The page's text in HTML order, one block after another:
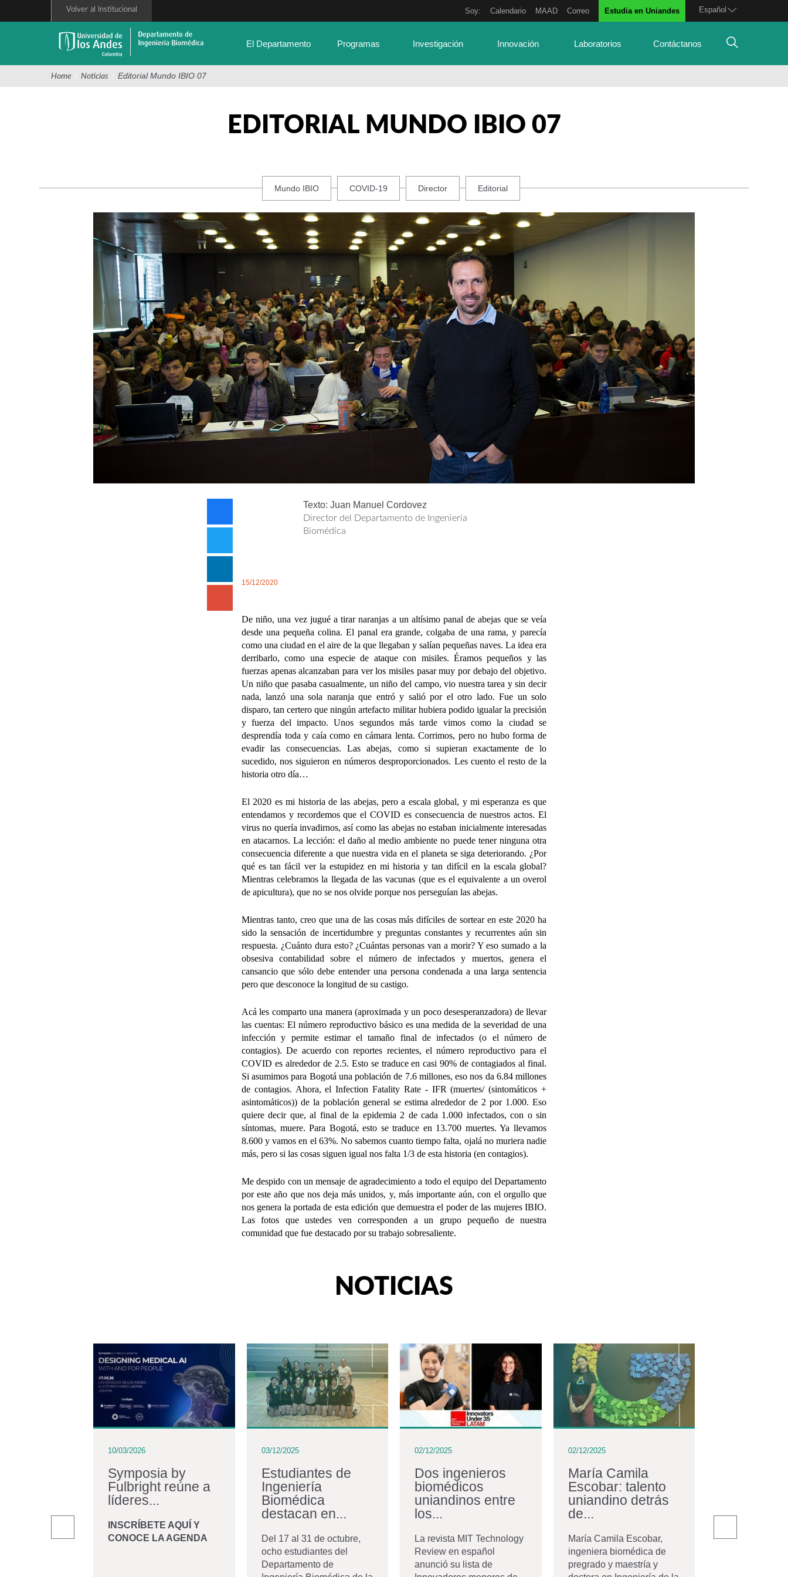
Español
Soy: Calendario MAAD Correo Estudia en Uniandes
Volver al Institucional
El Departamento Programas Investigación Innovación Laboratorios Contáctanos
Home / Noticias / Editorial Mundo IBIO 07
EDITORIAL MUNDO IBIO 07
Mundo IBIO COVID-19 Director Editorial
Texto: Juan Manuel Cordovez
Director del Departamento de Ingeniería
Biomédica
15/12/2020
De niño, una vez jugué a tirar naranjas a un altísimo panal de abejas que se veía
desde una pequeña colina. El panal era grande, colgaba de una rama, y parecía
como una ciudad en el aire de la que llegaban y salían pequeñas naves. La idea era
derribarlo, como una especie de ataque con misiles. Éramos pequeños y las
fuerzas apenas alcanzaban para ver los misiles pasar muy por debajo del objetivo.
Un niño que pasaba casualmente, un niño del campo, vio nuestra tarea y sin decir
nada, lanzó una sola naranja que entró y salió por el otro lado. Fue un solo
disparo, tan certero que ningún artefacto militar hubiera podido igualar la precisión
y fuerza del impacto. Unos segundos más tarde vimos como la ciudad se
desprendía toda y caía como en cámara lenta. Corrimos, pero no hubo forma de
evadir las consecuencias. Las abejas, como si supieran exactamente de lo
sucedido, nos siguieron en números desproporcionados. Les cuento el resto de la
historia otro día…
El 2020 es mi historia de las abejas, pero a escala global, y mi esperanza es que
entendamos y recordemos que el COVID es consecuencia de nuestros actos. El
virus no quería invadirnos, así como las abejas no estaban inicialmente interesadas
en atacarnos. La lección: el daño al medio ambiente no puede tener ninguna otra
consecuencia diferente a que nuestra vida en el planeta se siga deteriorando. ¿Por
qué es tan fácil ver la estupidez en mi historia y tan difícil en la escala global?
Mientras celebramos la llegada de las vacunas (que es el equivalente a un overol
de apicultura), que no se nos olvide porque nos perseguían las abejas.
Mientras tanto, creo que una de las cosas más difíciles de sortear en este 2020 ha
sido la sensación de incertidumbre y preguntas constantes y recurrentes aún sin
respuesta. ¿Cuánto dura esto? ¿Cuántas personas van a morir? Y eso sumado a la
obsesiva contabilidad sobre el número de infectados y muertos, genera el
cansancio que sólo debe entender una persona condenada a una larga sentencia
pero que desconoce la longitud de su castigo.
Acá les comparto una manera (aproximada y un poco desesperanzadora) de llevar
las cuentas: El número reproductivo básico es una medida de la severidad de una
infección y permite estimar el tamaño final de infectados (o el número de
contagios). De acuerdo con reportes recientes, el número reproductivo para el
COVID es alrededor de 2.5. Esto se traduce en casi 90% de contagiados al final.
Si asumimos para Bogotá una población de 7.6 millones, eso nos da 6.84 millones
de contagios. Ahora, el Infection Fatality Rate - IFR (muertes/ (sintomáticos +
asintomáticos)) de la población general se estima alrededor de 2 por 1.000. Eso
quiere decir que, al final de la epidemia 2 de cada 1.000 infectados, con o sin
síntomas, muere. Para Bogotá, esto se traduce en 13.700 muertes. Ya llevamos
8.600 y vamos en el 63%. No sabemos cuanto tiempo falta, ojalá no muriera nadie
más, pero si las cosas siguen igual nos falta 1/3 de esta historia (en contagios).
Me despido con un mensaje de agradecimiento a todo el equipo del Departamento
por este año que nos deja más unidos, y, más importante aún, con el orgullo que
nos genera la portada de esta edición que demuestra el poder de las mujeres IBIO.
Las fotos que ustedes ven corresponden a un grupo pequeño de nuestra
comunidad que fue destacado por su trabajo sobresaliente.
NOTICIAS
Giraldo
10/03/2026
Symposia by
Fulbright reúne a
líderes...
INSCRÍBETE AQUÍ Y
CONOCE LA AGENDA
03/12/2025
Estudiantes de
Ingeniería
Biomédica
destacan en...
Del 17 al 31 de octubre,
ocho estudiantes del
Departamento de
02/12/2025
Dos ingenieros
biomédicos
uniandinos entre
los...
La revista MIT Technology
Review en español
anunció su lista de
02/12/2025
María Camila
Escobar: talento
uniandino detrás
de...
María Camila Escobar,
ingeniera biomédica de
pregrado y maestría y
la Universidad